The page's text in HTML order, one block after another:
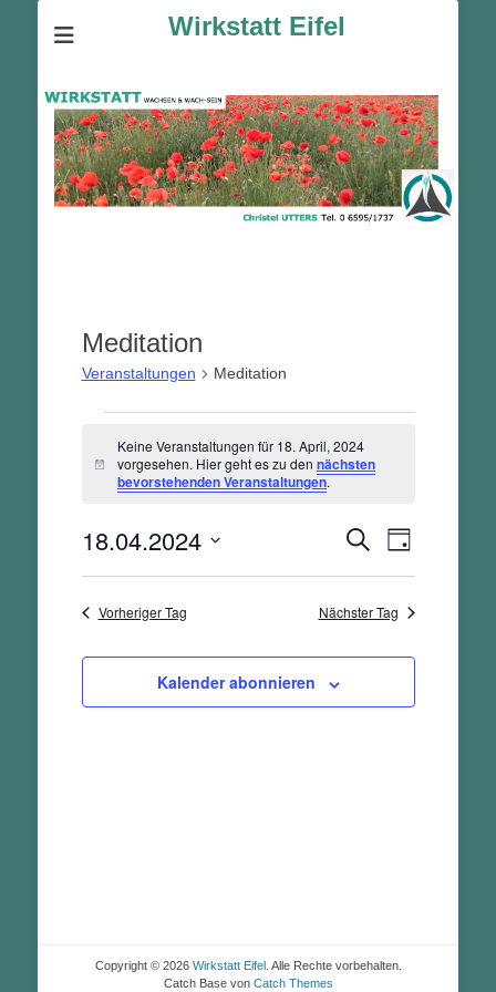
Wirkstatt Eifel
Meditation
Veranstaltungen Meditation
2024
Hinweis
Keine Veranstaltungen für 18. April, 2024
vorgesehen. Hier geht es zu dennächsten
bevorstehenden Veranstaltungen.
Ansichten,
Suche
Ansichten-
Navigation
Tag
18.04.2024
Vorheriger Tag Nächster Tag
Kalender abonnieren
Copyright © 2026 Wirkstatt Eifel . Alle Rechte vorbehalten.
Catch Base von Catch Themes